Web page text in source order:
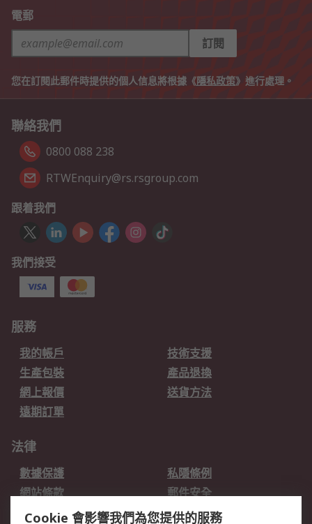
電郵
訂閱
您在訂閱此郵件時提供的個人信息將根據《隱私政策》進行處理。
聯絡我們
0800 088 238
RTWEnquiry@rs.rsgroup.com
跟着我們
我們接受
服務
我的帳戶
技術支援
生產包裝
產品退換
網上報價
送貨方法
遠期訂單
法律
數據保護
私隱條例
網站條款
郵件安全
销售条款和条件
Cookie 會影響我們為您提供的服務